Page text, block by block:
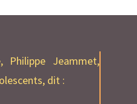
Philippe Jeammet,
dit :